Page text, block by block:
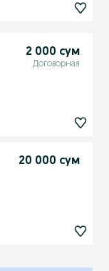
2 000 сум
Договорная
20 000 сум